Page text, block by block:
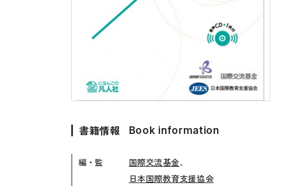
語彙・表現
練習問題
日本語能力試験対策
書籍情報 Book information
編・監 国際交流基金、
日本国際教育支援協会